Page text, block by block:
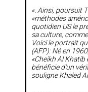
«. Ainsi, poursuit
«méthodes
quotidien US le
sa culture,
Voici le portrait
(AFP): Né en
«Cheikh Al
bénéficie d’un
souligne Khaled Al